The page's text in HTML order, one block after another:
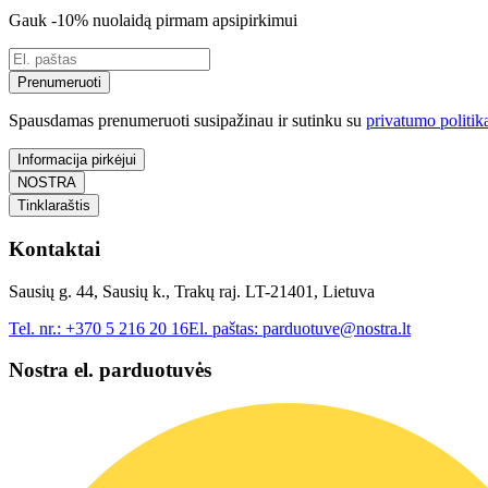
Gauk -10% nuolaidą pirmam apsipirkimui
Prenumeruoti
Spausdamas prenumeruoti susipažinau ir sutinku su privatumo
Informacija pirkėjui
NOSTRA
Tinklaraštis
Kontaktai
Sausių g. 44, Sausių k., Trakų raj. LT-21401, Lietuva
Tel. nr.: +370 5 216 20 16El. paštas: parduotuve@nostra.lt
Nostra el. parduotuvės